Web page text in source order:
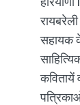
सहायक
कवितायें